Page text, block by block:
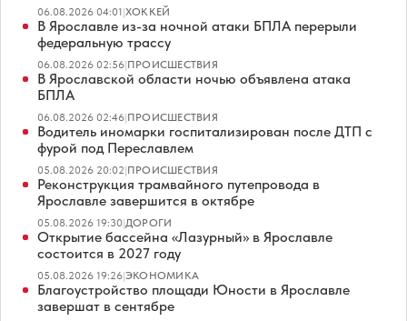
06.08.2026 04:01|ХОККЕЙ
В Ярославле из-за ночной атаки БПЛА перерыли
федеральную трассу
06.08.2026 02:56|ПРОИСШЕСТВИЯ
В Ярославской области ночью объявлена атака
БПЛА
06.08.2026 02:46|ПРОИСШЕСТВИЯ
Водитель иномарки госпитализирован после ДТП с
фурой под Переславлем
05.08.2026 20:02|ПРОИСШЕСТВИЯ
Реконструкция трамвайного путепровода в
Ярославле завершится в октябре
05.08.2026 19:30|ДОРОГИ
Открытие бассейна «Лазурный» в Ярославле
состоится в 2027 году
05.08.2026 19:26|ЭКОНОМИКА
Благоустройство площади Юности в Ярославле
завершат в сентябре